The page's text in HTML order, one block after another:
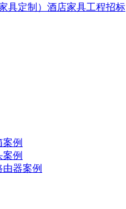
具定制）酒店家具工程招标
案例
例
由器案例